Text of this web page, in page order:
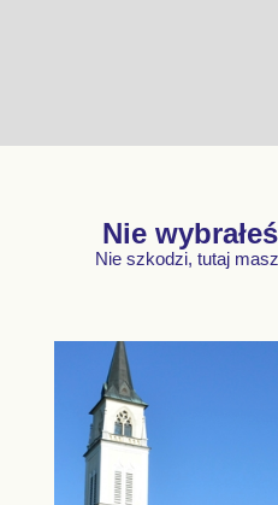
Nie
Nie szkodzi, tutaj